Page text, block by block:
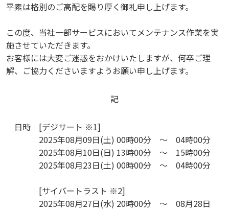
平素は格別のご高配を賜り厚く御礼申し上げます。
この度、当社一部サービスにおいてメンテナンス作業を実
施させていただきます。
お客様には大変ご迷惑をおかけいたしますが、何卒ご理
解、ご協力くださいますようお願い申し上げます。
記
日時
[デジサート ※1]
2025年08月09日(土) 00時00分 ～ 04時00分
2025年08月10日(日) 13時00分 ～ 15時00分
2025年08月23日(土) 00時00分 ～ 04時00分
[サイバートラスト ※2]
2025年08月27日(水) 20時00分 ～ 08月28日